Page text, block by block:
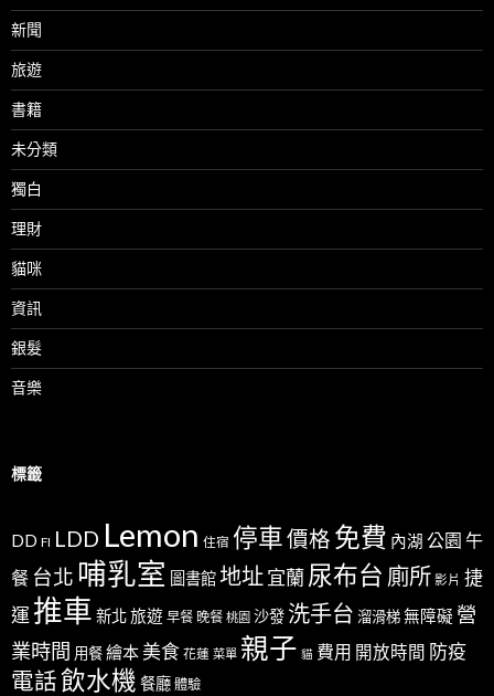
新聞
旅遊
書籍
未分類
獨白
理財
貓咪
資訊
銀髮
音樂
標籤
DD FI LDD Lemon 住宿 停車價格 免費 內湖 公園 午
餐 台北 哺乳室 圖書館地址宜蘭尿布台 廁所 影片 捷
運 推車 新北旅遊 早餐 晚餐 桃園 沙發 洗手台 溜滑梯無障礙 營
業時間 用餐繪本 美食 花蓮 菜單 親子 貓 費用 開放時間 防疫
電話飲水機 餐廳 體驗